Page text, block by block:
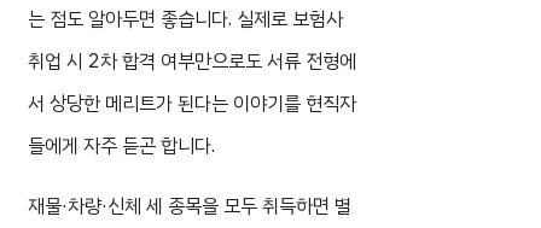
는 점도 알아두면 좋습니다. 실제로 보험사
취업 시 2차 합격 여부만으로도 서류 전형에
서 상당한 메리트가 된다는 이야기를 현직자
들에게 자주 듣곤 합니다.
재물·차량·신체 세 종목을 모두 취득하면 별